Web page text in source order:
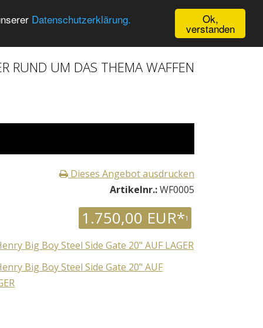
Ok,
verstanden
Datenschutzerklärung.
RUND UM DAS THEMA WAFFEN
Dieses Angebot ausdrucken
Artikelnr.:WF0005
1.750,00 EUR*1